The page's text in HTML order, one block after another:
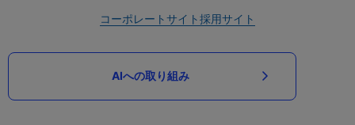
コーポレートサイト採用サイト
AIへの取り組み